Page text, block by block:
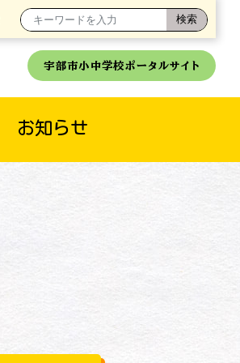
宇部市小中学校ポータルサイト
お知らせ